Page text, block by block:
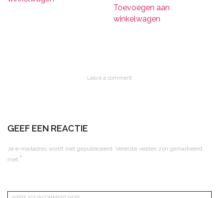
Toevoegen aan
winkelwagen
Leave a comment
GEEF EEN REACTIE
Je e-mailadres wordt niet gepubliceerd. Vereiste velden zijn gemarkeerd
met *